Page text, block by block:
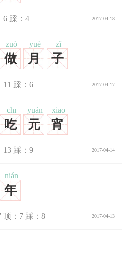
2017-04-18
6 踩： 4
做
zuò
月
yuè
子
zǐ
2017-04-17
11 踩： 6
吃
chī
元
yuán
宵
xiāo
2017-04-14
13 踩： 9
年
nián
2017-04-13
顶： 7 踩： 8